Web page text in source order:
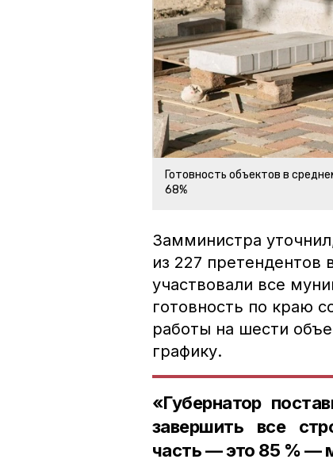
Готовность объектов в
68%
Замминистра
из 227 претендентов
участвовали все
готовность по краю
работы на шести
графику.
«Губернатор
завершить все
часть — это 85 % —